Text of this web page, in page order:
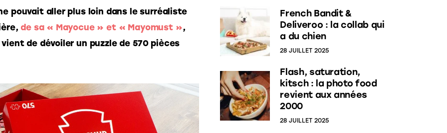
pouvait aller plus loin dans le surréaliste
de sa « Mayocue » et « Mayomust »,
de dévoiler un puzzle de 570 pièces
French Bandit &
Deliveroo : la collab qui
a du chien
28 JUILLET 2025
Flash, saturation,
kitsch : la photo food
revient aux années
2000
28 JUILLET 2025